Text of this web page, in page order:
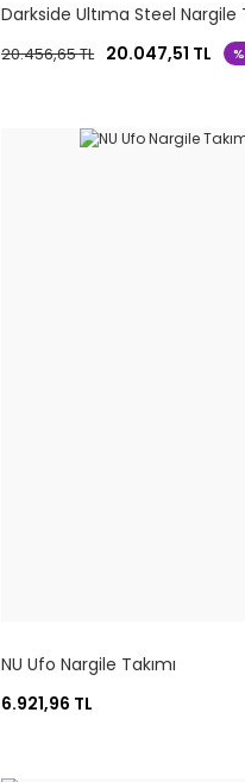
Darkside Ultıma Steel Nargile
20.456,65 TL 20.047,51 TL
NU Ufo Nargile Takımı
6.921,96 TL